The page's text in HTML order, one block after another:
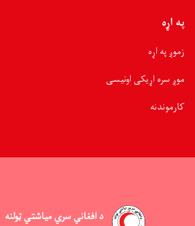
په اړه
زموږ په اړه
موږ سره اړیکی اونیسی
کارموندنه
د افغاني سري میاشتي ټولنه